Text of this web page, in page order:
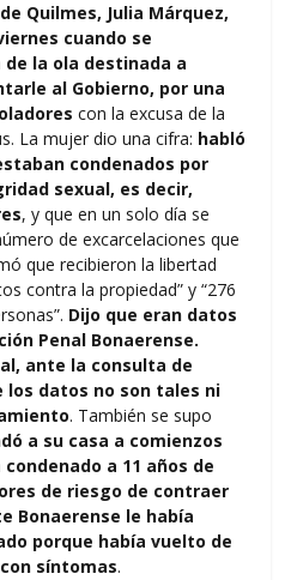
Quilmes, Julia Márquez,
cuando se
la ola destinada a
al Gobierno, por una
con la excusa de la
La mujer dio una cifra: habló
condenados por
sexual, es decir,
, y que en un solo día se
de excarcelaciones que
que recibieron la libertad
contra la propiedad” y “276
Dijo que eran datos
Penal Bonaerense.
ante la consulta de
los datos no son tales ni
. También se supo
a su casa a comienzos
a 11 años de
de riesgo de contraer
Bonaerense le había
porque había vuelto de
síntomas.